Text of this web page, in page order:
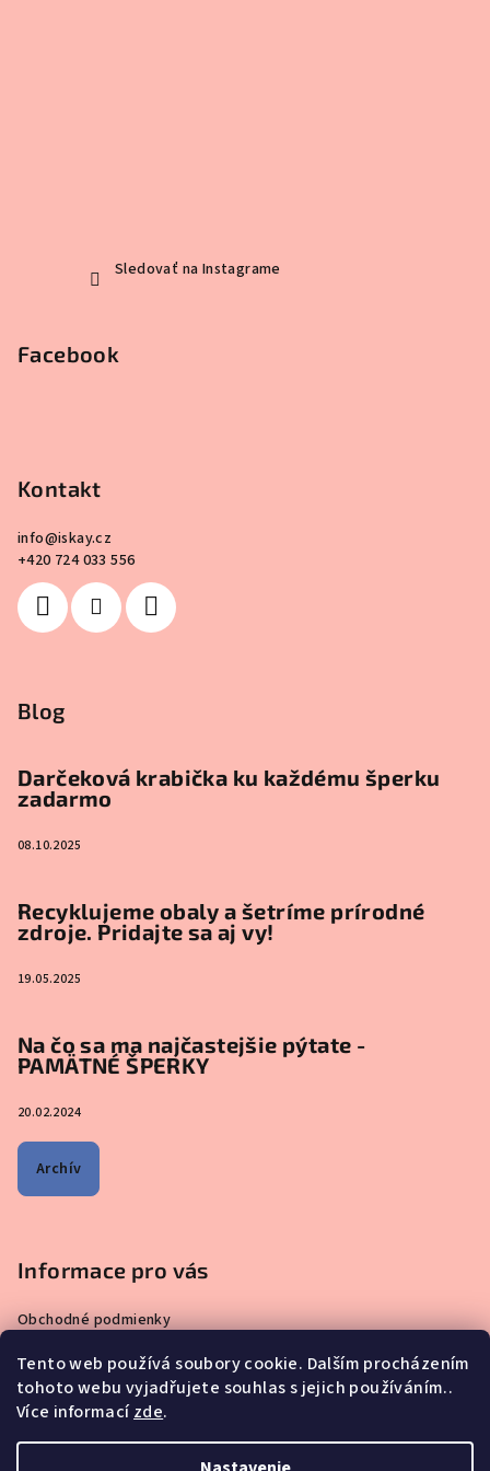
Tento web používá soubory cookie. Dalším procházením
tohoto webu vyjadřujete souhlas s jejich používáním..
Více informacízde.
Sledovať na Instagrame
Facebook
Kontakt
info@iskay.cz
+420 724 033 556
Blog
Darčeková krabička ku každému šperku
zadarmo
08.10.2025
Recyklujeme obaly a šetríme prírodné
zdroje. Pridajte sa aj vy!
19.05.2025
Na čo sa ma najčastejšie pýtate -
PAMÄTNÉ ŠPERKY
20.02.2024
Archív
Informace pro vás
Obchodné podmienky
Čo sa ma pýtate najčastejšie – ŠPERKY VYROBENÉ Z MATERSKÉHO
MLIEKA
Prečo nakupovať u nás?
Reklamácie, výmeny a vrátenie tovaru